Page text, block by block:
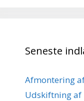
Seneste
Afmontering
Udskiftning